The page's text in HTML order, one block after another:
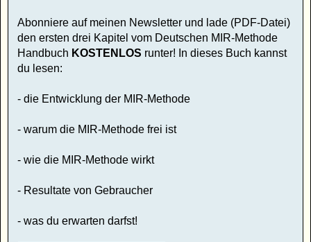
Abonniere auf meinen Newsletter und lade (PDF-Datei)
den ersten drei Kapitel vom Deutschen MIR-Methode
Handbuch KOSTENLOS runter! In dieses Buch kannst
du lesen:
- die Entwicklung der MIR-Methode
- warum die MIR-Methode frei ist
- wie die MIR-Methode wirkt
- Resultate von Gebraucher
- was du erwarten darfst!